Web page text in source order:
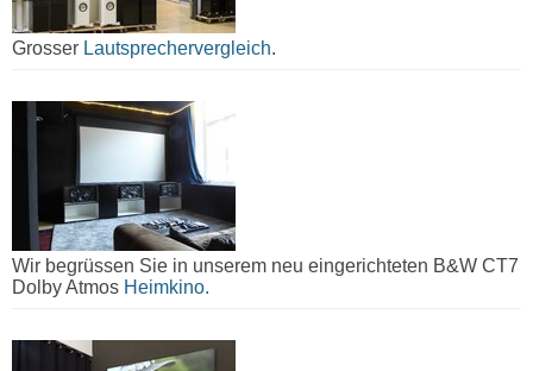
Grosser Lautsprechervergleich.
Wir begrüssen Sie in unserem neu eingerichteten B&W CT7
Dolby Atmos Heimkino.